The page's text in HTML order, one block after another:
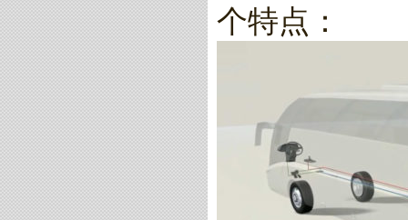
个特点：